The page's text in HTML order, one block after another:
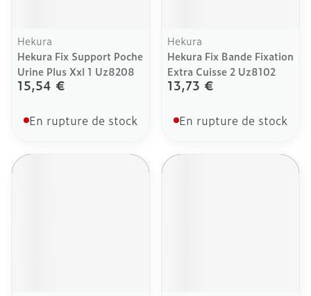
Hekura
Hekura Fix Support Poche
Urine Plus Xxl 1 Uz8208
15,54 €
En rupture de stock
Hekura
Hekura Fix Bande Fixation
Extra Cuisse 2 Uz8102
13,73 €
En rupture de stock